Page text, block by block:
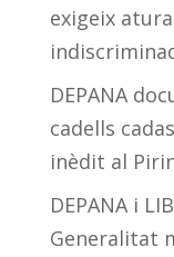
exigeix
DEPANA
cadells
inèdit al
DEPANA i
Generalitat